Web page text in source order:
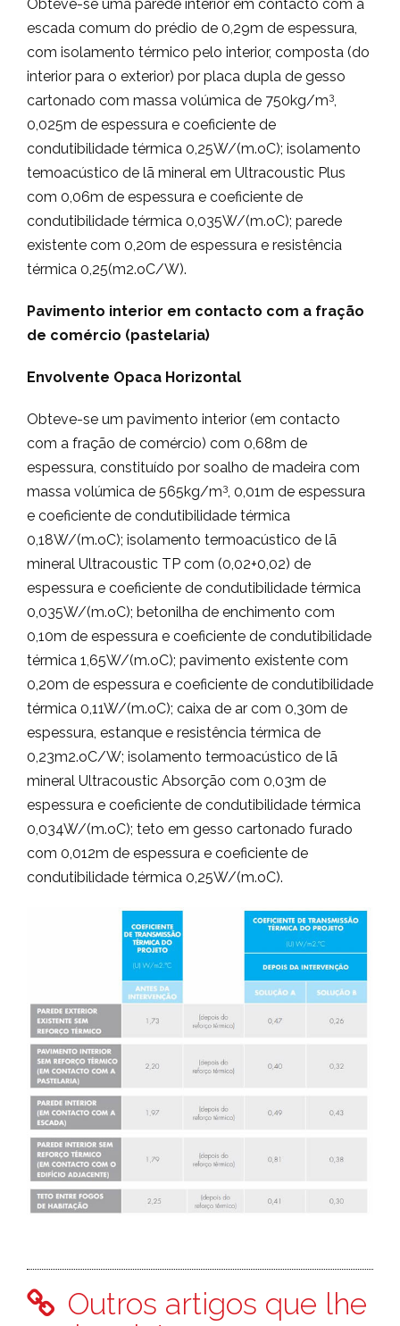
Obteve-se uma parede interior em contacto com a
escada comum do prédio de 0,29m de espessura,
com isolamento térmico pelo interior, composta (do
interior para o exterior) por placa dupla de gesso
cartonado com massa volúmica de 750kg/m3,
0,025m de espessura e coeficiente de
condutibilidade térmica 0,25W/(m.oC); isolamento
temoacústico de lã mineral em Ultracoustic Plus
com 0,06m de espessura e coeficiente de
condutibilidade térmica 0,035W/(m.oC); parede
existente com 0,20m de espessura e resistência
térmica 0,25(m2.oC/W).
Pavimento interior em contacto com a fração
de comércio (pastelaria)
Envolvente Opaca Horizontal
Obteve-se um pavimento interior (em contacto
com a fração de comércio) com 0,68m de
espessura, constituído por soalho de madeira com
massa volúmica de 565kg/m3, 0,01m de espessura
e coeficiente de condutibilidade térmica
0,18W/(m.oC); isolamento termoacústico de lã
mineral Ultracoustic TP com (0,02+0,02) de
espessura e coeficiente de condutibilidade térmica
0,035W/(m.oC); betonilha de enchimento com
0,10m de espessura e coeficiente de condutibilidade
térmica 1,65W/(m.oC); pavimento existente com
0,20m de espessura e coeficiente de condutibilidade
térmica 0,11W/(m.oC); caixa de ar com 0,30m de
espessura, estanque e resistência térmica de
0,23m2.oC/W; isolamento termoacústico de lã
mineral Ultracoustic Absorção com 0,03m de
espessura e coeficiente de condutibilidade térmica
0,034W/(m.oC); teto em gesso cartonado furado
com 0,012m de espessura e coeficiente de
condutibilidade térmica 0,25W/(m.oC).
Outros artigos que lhe